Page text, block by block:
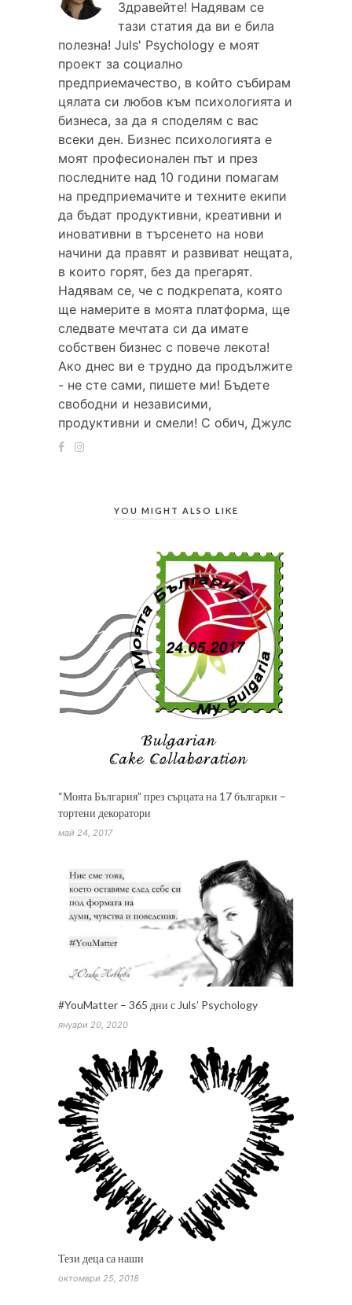
Здравейтe! Надявам се
тази статия да ви е била
полезна! Juls' Psychology е моят
проект за социално
предприемачество, в който събирам
цялата си любов към психологията и
бизнеса, за да я споделям с вас
всеки ден. Бизнес психологията е
моят професионален път и през
последните над 10 години помагам
на предприемачите и техните екипи
да бъдат продуктивни, креативни и
иновативни в търсенето на нови
начини да правят и развиват нещата,
в които горят, без да прегарят.
Надявам се, че с подкрепата, която
ще намерите в моята платформа, ще
следвате мечтата си да имате
собствен бизнес с повече лекота!
Ако днес ви е трудно да продължите
- не сте сами, пишете ми! Бъдете
свободни и независими,
продуктивни и смели! С обич, Джулс
YOU MIGHT ALSO LIKE
“Моята България” през сърцата на 17 българки –
тортени декоратори
май 24, 2017
#YouMatter – 365 дни с Juls’ Psychology
януари 20, 2020
Тези деца са наши
октомври 25, 2018